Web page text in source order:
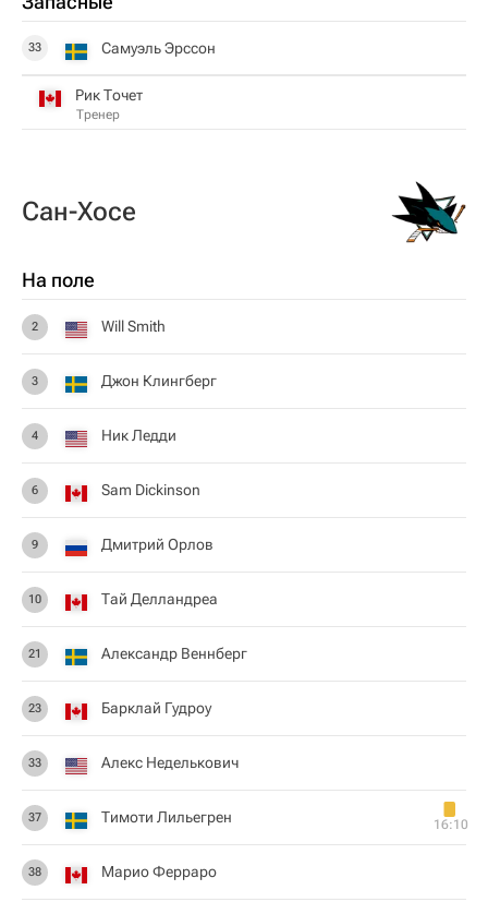
33 Самуэль Эрссон
Рик Точет
Тренер
Сан-Хосе
На поле
2 Will Smith
3 Джон Клингберг
4 Ник Ледди
6 Sam Dickinson
9 Дмитрий Орлов
10 Тай Делландреа
21 Александр Веннберг
23 Барклай Гудроу
33 Алекс Неделькович
37 Тимоти Лильегрен 16:10
38 Марио Ферраро